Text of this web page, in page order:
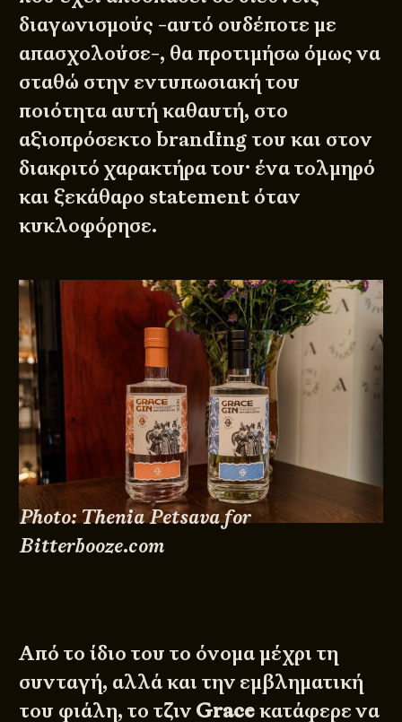
διαγωνισμούς -αυτό ουδέποτε με
απασχολούσε-, θα προτιμήσω όμως να
σταθώ στην εντυπωσιακή του
ποιότητα αυτή καθαυτή, στο
αξιοπρόσεκτο branding του και στον
διακριτό χαρακτήρα του· ένα τολμηρό
και ξεκάθαρο statement όταν
κυκλοφόρησε.
Photo: Thenia Petsava for
Bitterbooze.com
Από το ίδιο του το όνομα μέχρι τη
συνταγή, αλλά και την εμβληματική
του φιάλη, το τζιν Graceκατάφερε να